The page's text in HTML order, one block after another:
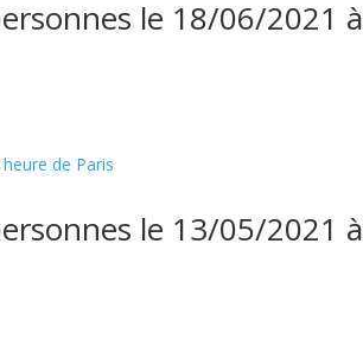
le 18/06/2021 à
le 13/05/2021 à